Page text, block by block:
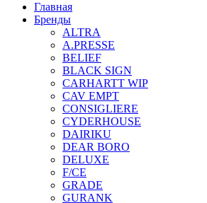
Главная
Бренды
ALTRA
A.PRESSE
BELIEF
BLACK SIGN
CARHARTT WIP
CAV EMPT
CONSIGLIERE
CYDERHOUSE
DAIRIKU
DEAR BORO
DELUXE
F/CE
GRADE
GURANK